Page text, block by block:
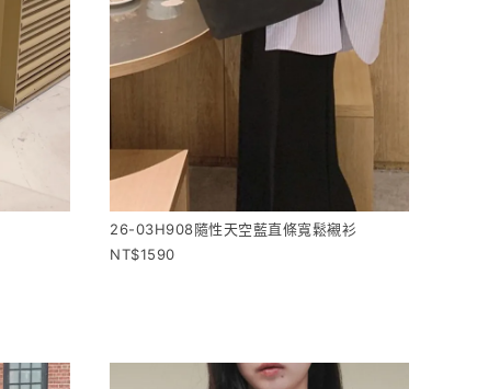
26-03H908隨性天空藍直條寬鬆襯衫
1590